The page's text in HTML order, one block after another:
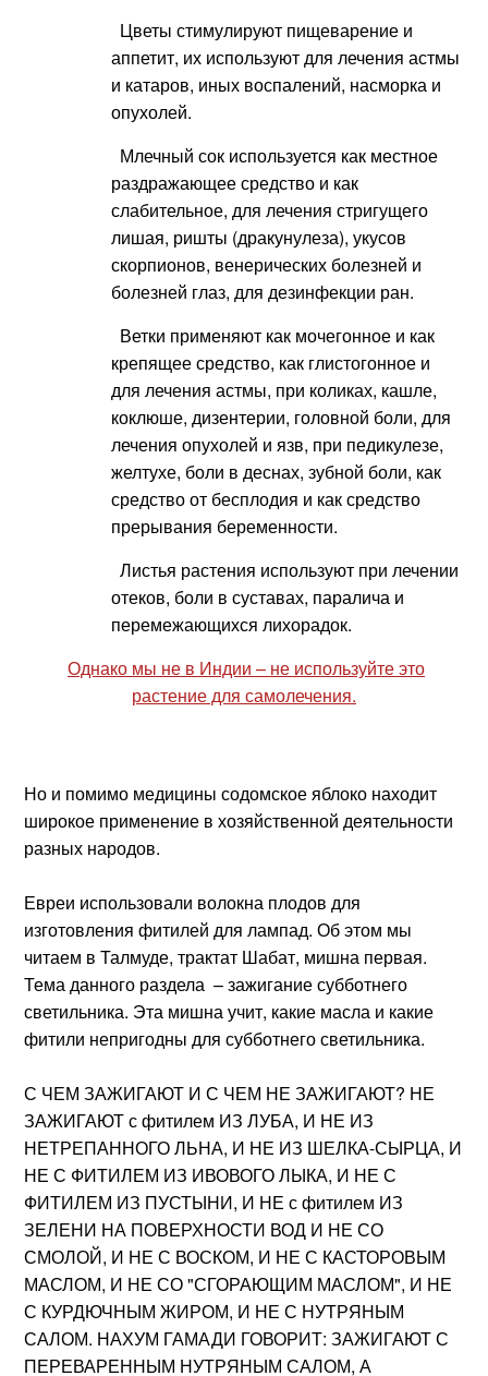
Цветы стимулируют пищеварение и
аппетит, их используют для лечения астмы
и катаров, иных воспалений, насморка и
опухолей.
Млечный сок используется как местное
раздражающее средство и как
слабительное, для лечения стригущего
лишая, ришты (дракунулеза), укусов
скорпионов, венерических болезней и
болезней глаз, для дезинфекции ран.
Ветки применяют как мочегонное и как
крепящее средство, как глистогонное и
для лечения астмы, при коликах, кашле,
коклюше, дизентерии, головной боли, для
лечения опухолей и язв, при педикулезе,
желтухе, боли в деснах, зубной боли, как
средство от бесплодия и как средство
прерывания беременности.
Листья растения используют при лечении
отеков, боли в суставах, паралича и
перемежающихся лихорадок.
Однако мы не в Индии – не используйте это
растение для самолечения.
Но и помимо медицины содомское яблоко находит
широкое применение в хозяйственной деятельности
разных народов.
Евреи использовали волокна плодов для
изготовления фитилей для лампад. Об этом мы
читаем в Талмуде, трактат Шабат, мишна первая.
Тема данного раздела – зажигание субботнего
светильника. Эта мишна учит, какие масла и какие
фитили непригодны для субботнего светильника.
С ЧЕМ ЗАЖИГАЮТ И С ЧЕМ НЕ ЗАЖИГАЮТ? НЕ
ЗАЖИГАЮТ с фитилем ИЗ ЛУБА, И НЕ ИЗ
НЕТРЕПАННОГО ЛЬНА, И НЕ ИЗ ШЕЛКА-СЫРЦА, И
НЕ С ФИТИЛЕМ ИЗ ИВОВОГО ЛЫКА, И НЕ С
ФИТИЛЕМ ИЗ ПУСТЫНИ, И НЕ с фитилем ИЗ
ЗЕЛЕНИ НА ПОВЕРХНОСТИ ВОД И НЕ СО
СМОЛОЙ, И НЕ С ВОСКОМ, И НЕ С КАСТОРОВЫМ
МАСЛОМ, И НЕ СО "СГОРАЮЩИМ МАСЛОМ", И НЕ
С КУРДЮЧНЫМ ЖИРОМ, И НЕ С НУТРЯНЫМ
САЛОМ. НАХУМ ГАМАДИ ГОВОРИТ: ЗАЖИГАЮТ С
ПЕРЕВАРЕННЫМ НУТРЯНЫМ САЛОМ, А